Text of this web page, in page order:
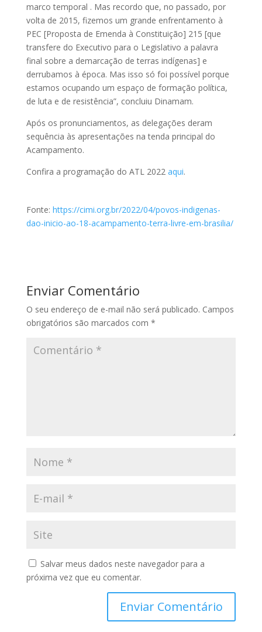
marco temporal . Mas recordo que, no passado, por
volta de 2015, fizemos um grande enfrentamento à
PEC [Proposta de Emenda à Constituição] 215 [que
transfere do Executivo para o Legislativo a palavra
final sobre a demarcação de terras indígenas] e
derrubamos à época. Mas isso só foi possível porque
estamos ocupando um espaço de formação política,
de luta e de resistência”, concluiu Dinamam.
Após os pronunciamentos, as delegações deram
sequência às apresentações na tenda principal do
Acampamento.
Confira a programação do ATL 2022aqui.
Fonte: https://cimi.org.br/2022/04/povos-indigenas-
dao-inicio-ao-18-acampamento-terra-livre-em-brasilia/
Enviar Comentário
O seu endereço de e-mail não será publicado. Campos
obrigatórios são marcados com *
Salvar meus dados neste navegador para a
próxima vez que eu comentar.